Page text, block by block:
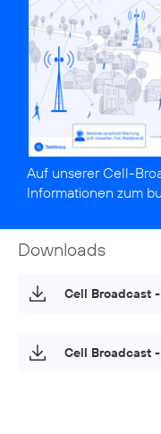
Auf unsererCell-
Informationen zum
Downloads
Cell Broadcast
Cell Broadcast